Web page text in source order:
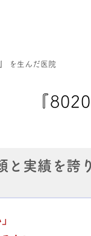
を生んだ医院
『
と実績を誇